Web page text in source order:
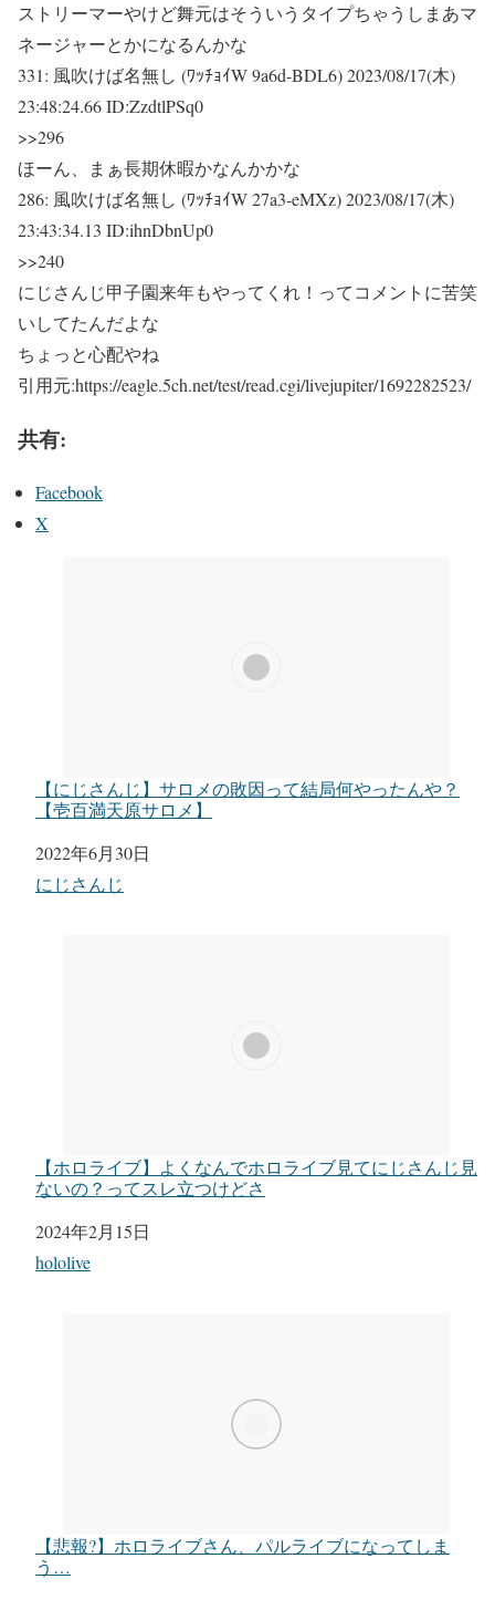
ストリーマーやけど舞元はそういうタイプちゃうしまあマ
ネージャーとかになるんかな
331: 風吹けば名無し (ﾜｯﾁｮｲW 9a6d-BDL6)2023/08/17(木)
23:48:24.66 ID:ZzdtlPSq0
>>296
ほーん、まぁ長期休暇かなんかかな
286: 風吹けば名無し (ﾜｯﾁｮｲW 27a3-eMXz)2023/08/17(木)
23:43:34.13 ID:ihnDbnUp0
>>240
にじさんじ甲子園来年もやってくれ！ってコメントに苦笑
いしてたんだよな
ちょっと心配やね
引用元:https://eagle.5ch.net/test/read.cgi/livejupiter/1692282523/
共有:
Facebook
X
【にじさんじ】サロメの敗因って結局何やったんや？
【壱百満天原サロメ】
日付
2022年6月30日
関連理由
にじさんじ
【ホロライブ】よくなんでホロライブ見てにじさんじ見
ないの？ってスレ立つけどさ
日付
2024年2月15日
関連理由
hololive
【悲報?】ホロライブさん、パルライブになってしま
う…